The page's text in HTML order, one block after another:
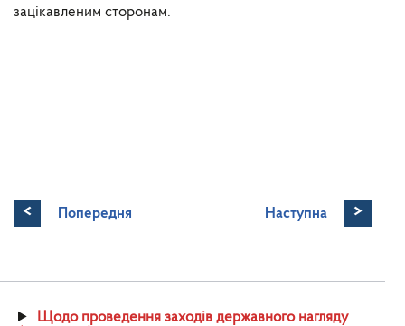
зацікавленим сторонам.
< Попередня Наступна >
Щодо проведення заходів державного нагляду